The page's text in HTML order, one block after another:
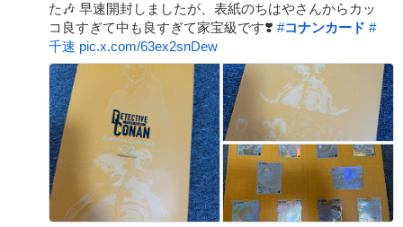
た🎶 早速開封しましたが、表紙のちはやさんからカッ
コ良すぎて中も良すぎて家宝級です❣️ #コナンカード #
千速 pic.x.com/63ex2snDew